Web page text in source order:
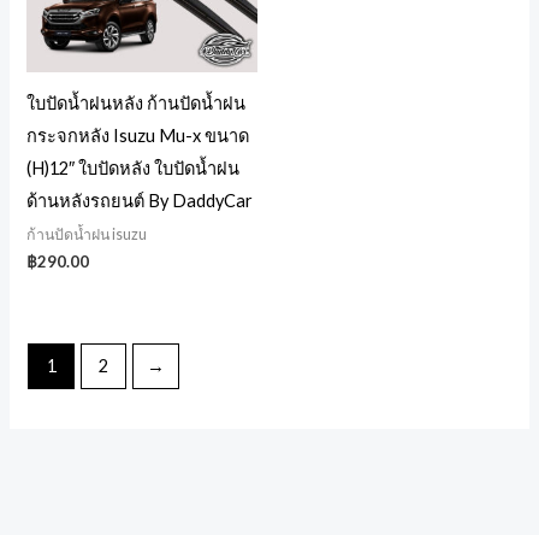
ใบปัดน้ำฝนหลัง ก้านปัดน้ำฝน
กระจกหลัง Isuzu Mu-x ขนาด
(H)12″ ใบปัดหลัง ใบปัดน้ำฝน
ด้านหลังรถยนต์ By DaddyCar
ก้านปัดน้ำฝน isuzu
฿290.00
1 2 →